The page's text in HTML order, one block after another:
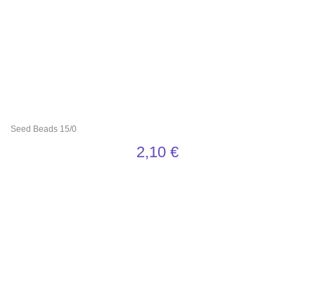
Seed Beads 15/0
2,10 €